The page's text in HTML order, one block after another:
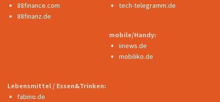
88finance.com
88finanz.de
tech-telegramm.de
mobile/Handy:
iinews.de
mobiliko.de
Lebensmittel / Essen&Trinken:
fabino.de